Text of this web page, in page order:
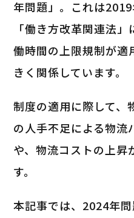
年問題」。これは
「働き方改革関連法
働時間の上限規制が適
きく関係しています。
制度の適用に際して、
の人手不足による物流
や、物流コストの上昇
す。
本記事では、2024年